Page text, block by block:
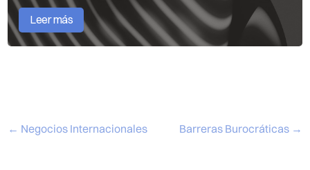
Leer más
← Negocios Internacionales Barreras Burocráticas→